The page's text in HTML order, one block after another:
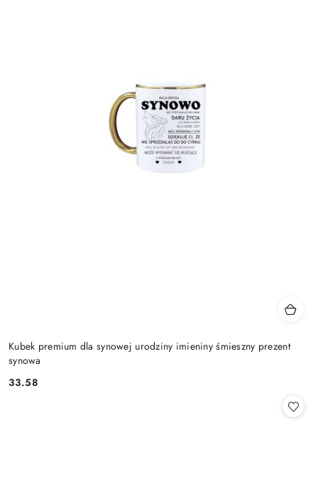
Kubek premium dla synowej urodziny imieniny śmieszny prezent
synowa
Cena:
33.58